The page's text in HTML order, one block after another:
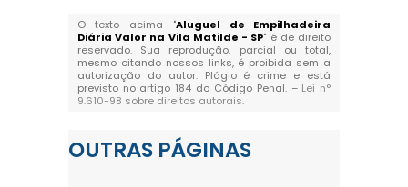
O texto acima "Aluguel de Empilhadeira
Diária Valor na Vila Matilde - SP" é de direito
reservado. Sua reprodução, parcial ou total,
mesmo citando nossos links, é proibida sem a
autorização do autor. Plágio é crime e está
previsto no artigo 184 do Código Penal. – Lei n°
9.610-98 sobre direitos autorais.
OUTRAS PÁGINAS